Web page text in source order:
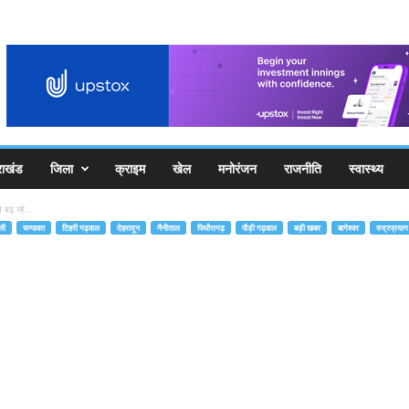
जिला क्राइम खेल मनोरंजन राजनीति स्वास्थ्य
बढ़ रहे...
चम्पावत टिहरी गढ़वाल देहरादून नैनीताल पिथौरागढ़ पौड़ी गढ़वाल बड़ी खबर बागेश्वर रुद्रप्रयाग